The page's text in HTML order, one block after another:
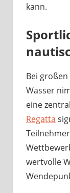
kann.
Bei
Wasser
eine
Regatta
wertvolle